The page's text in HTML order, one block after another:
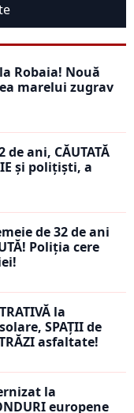
Robaia! Nouă
marelui zugrav
de ani, CĂUTATĂ
și polițiști, a
de 32 de ani
Poliția cere
la
SPAȚII de
asfaltate!
la
europene